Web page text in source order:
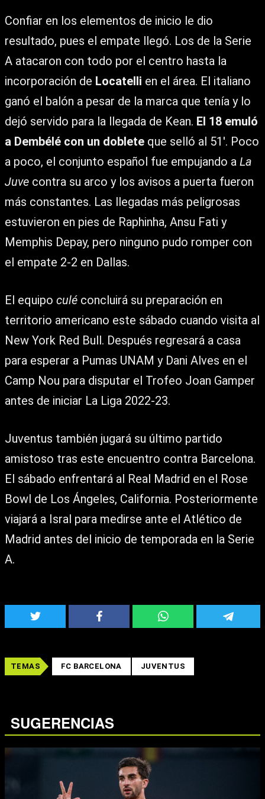
Confiar en los elementos de inicio le dio
resultado, pues el empate llegó. Los de la Serie
A atacaron con todo por el centro hasta la
incorporación de Locatelli en el área. El italiano
ganó el balón a pesar de la marca que tenía y lo
dejó servido para la llegada de Kean. El 18 emuló
a Dembélé con un doblete que selló al 51′. Poco
a poco, el conjunto español fue empujando a La
Juve contra su arco y los avisos a puerta fueron
más constantes. Las llegadas más peligrosas
estuvieron en pies de Raphinha, Ansu Fati y
Memphis Depay, pero ninguno pudo romper con
el empate 2-2 en Dallas.
El equipo culé concluirá su preparación en
territorio americano este sábado cuando visita al
New York Red Bull. Después regresará a casa
para esperar a Pumas UNAM y Dani Alves en el
Camp Nou para disputar el Trofeo Joan Gamper
antes de iniciar La Liga 2022-23.
Juventus también jugará su último partido
amistoso tras este encuentro contra Barcelona.
El sábado enfrentará al Real Madrid en el Rose
Bowl de Los Ángeles, California. Posteriormente
viajará a Isral para medirse ante el Atlético de
Madrid antes del inicio de temporada en la Serie
A.
TEMAS FC BARCELONA JUVENTUS
SUGERENCIAS